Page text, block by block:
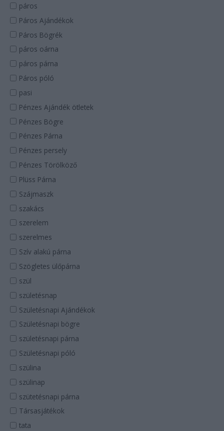
páros
Páros Ajándékok
Páros Bögrék
páros oárna
páros párna
Páros póló
pasi
Pénzes Ajándék ötletek
Pénzes Bögre
Pénzes Párna
Pénzes persely
Pénzes Törölköző
Plüss Párna
Szájmaszk
szakács
szerelem
szerelmes
Szív alakú párna
Szögletes ülőpárna
szül
születésnap
Születésnapi Ajándékok
Születésnapi bögre
születésnapi párna
Születésnapi póló
szülina
szülinap
szütetésnapi párna
Társasjátékok
tata